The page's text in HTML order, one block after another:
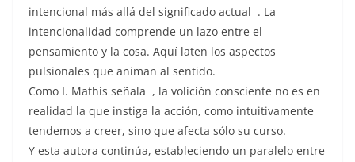
intencional más allá del significado actual . La
intencionalidad comprende un lazo entre el
pensamiento y la cosa. Aquí laten los aspectos
pulsionales que animan al sentido.
Como I. Mathis señala , la volición consciente no es en
realidad la que instiga la acción, como intuitivamente
tendemos a creer, sino que afecta sólo su curso.
Y esta autora continúa, estableciendo un paralelo entre